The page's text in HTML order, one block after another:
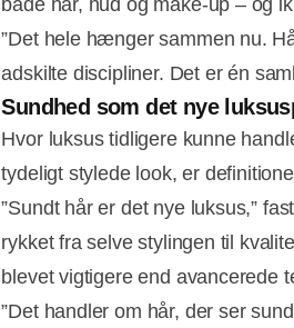
både hår, hud og make-up – og
”Det hele hænger sammen nu.
adskilte discipliner. Det er én
Sundhed som det nye
Hvor luksus tidligere kunne
tydeligt stylede look, er
”Sundt hår er det nye luksus,”
rykket fra selve stylingen til
blevet vigtigere end avancerede
”Det handler om hår, der ser